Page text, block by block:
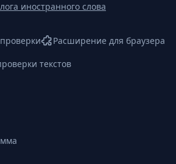
иностранного слова
Расширение для браузера
текстов